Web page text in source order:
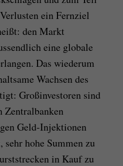
ein Fernziel
den Markt
eine globale
Das wiederum
Wachsen des
Großinvestoren sind
Zentralbanken
Geld-Injektionen
hohe Summen zu
in Kauf zu